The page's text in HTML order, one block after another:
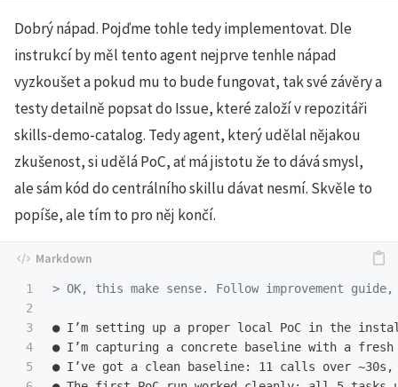
Dobrý nápad. Pojďme tohle tedy implementovat. Dle
instrukcí by měl tento agent nejprve tenhle nápad
vyzkoušet a pokud mu to bude fungovat, tak své závěry a
testy detailně popsat do Issue, které založí v repozitáři
skills-demo-catalog. Tedy agent, který udělal nějakou
zkušenost, si udělá PoC, ať má jistotu že to dává smysl,
ale sám kód do centrálního skillu dávat nesmí. Skvěle to
popíše, ale tím to pro něj končí.
1
2
3
4
5
> OK, this make sense. Follow improvement
● I’m setting up a proper local PoC in the
● I’m capturing a concrete baseline with a fresh
● I’ve got a clean baseline: 11 calls over